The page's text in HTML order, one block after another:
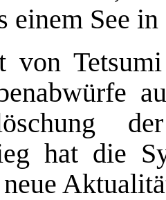
einem See
von
hat die
neue